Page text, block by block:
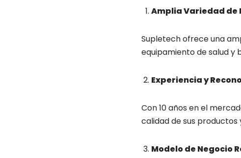
Amplia Variedad de
Supletech ofrece una
equipamiento de salud y
Experiencia y
Con 10 años en el
calidad de sus productos
Modelo de Negocio